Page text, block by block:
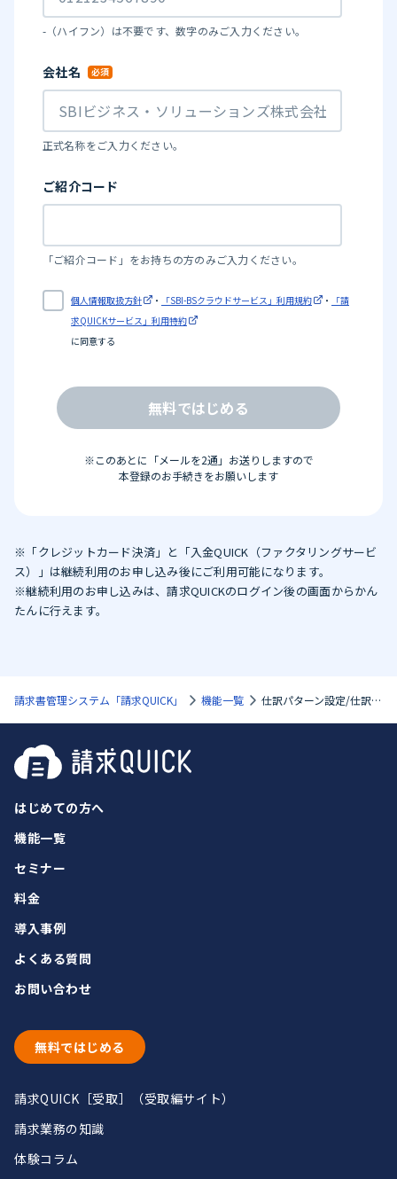
-（ハイフン）は不要です、数字のみご入力ください。
会社名
正式名称をご入力ください。
ご紹介コード
「ご紹介コード」をお持ちの方のみご入力ください。
個人情報取扱方針 ・ 「SBI-BSクラウドサービス」利用規約 ・
「請
求QUICKサービス」利用特約
に同意する
無料ではじめる
※このあとに「メールを2通」お送りしますので
本登録のお手続きをお願いします
※「クレジットカード決済」と「入金QUICK（ファクタリングサービ
ス）」は継続利用のお申し込み後にご利用可能になります。
※継続利用のお申し込みは、請求QUICKのログイン後の画面からかん
たんに行えます。
請求書管理システム「請求QUICK」 機能一覧 仕訳パターン設定/仕訳出力
はじめての方へ
機能一覧
セミナー
料金
導入事例
よくある質問
お問い合わせ
請求QUICK［受取］（受取編サイト）
請求業務の知識
体験コラム
無料ではじめる